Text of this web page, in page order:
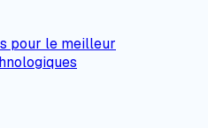
pour le meilleur